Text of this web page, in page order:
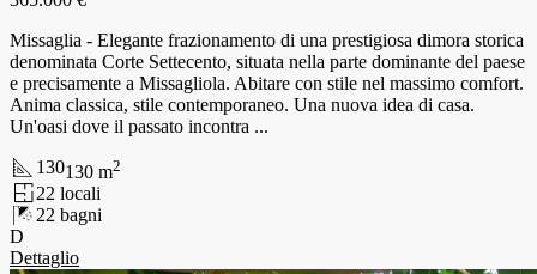
Missaglia - Elegante frazionamento di una prestigiosa dimora storica
denominata Corte Settecento, situata nella parte dominante del paese
e precisamente a Missagliola. Abitare con stile nel massimo comfort.
Anima classica, stile contemporaneo. Una nuova idea di casa.
Un'oasi dove il passato incontra ...
130130 m2
22 locali
22 bagni
D
Dettaglio